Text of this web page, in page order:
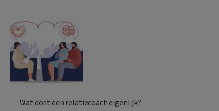
Wat doet een relatiecoach eigenlijk?